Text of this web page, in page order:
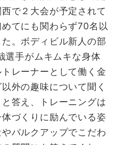
で２大会が予定されて
てにも関わらず70名以
。ボディビル新人の部
選手がムキムキな身体
レーナーとして働く金
外の趣味について聞く
答え、トレーニングは
体づくりに励んでいる姿
バルクアップでこだわ